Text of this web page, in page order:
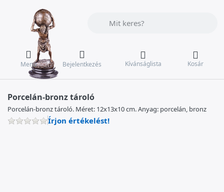
Menü Bejelentkezés Kívánságlista Kosár
Porcelán-bronz tároló
Porcelán-bronz tároló. Méret: 12x13x10 cm. Anyag: porcelán, bronz
Írjon értékelést!